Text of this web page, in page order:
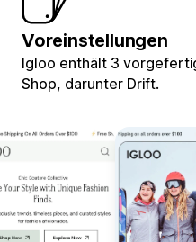
Voreinstellungen
Igloo enthält 3
Shop, darunter Drift.